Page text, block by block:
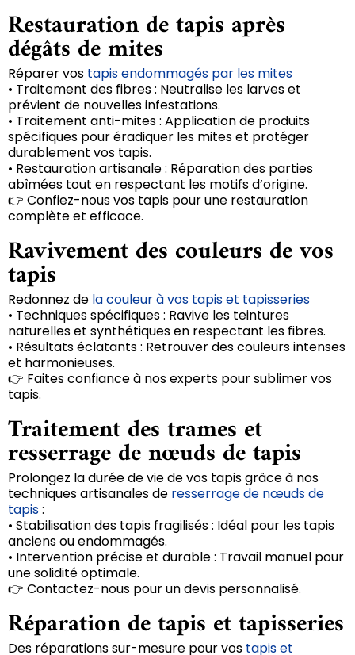
Restauration de tapis après
dégâts de mites
Réparer vos tapis endommagés par les mites
• Traitement des fibres : Neutralise les larves et
prévient de nouvelles infestations.
• Traitement anti-mites : Application de produits
spécifiques pour éradiquer les mites et protéger
durablement vos tapis.
• Restauration artisanale : Réparation des parties
abîmées tout en respectant les motifs d’origine.
👉 Confiez-nous vos tapis pour une restauration
complète et efficace.
Ravivement des couleurs de vos
tapis
Redonnez de la couleur à vos tapis et tapisseries
• Techniques spécifiques : Ravive les teintures
naturelles et synthétiques en respectant les fibres.
• Résultats éclatants : Retrouver des couleurs intenses
et harmonieuses.
👉 Faites confiance à nos experts pour sublimer vos
tapis.
Traitement des trames et
resserrage de nœuds de tapis
Prolongez la durée de vie de vos tapis grâce à nos
techniques artisanales de resserrage de nœuds de
tapis:
• Stabilisation des tapis fragilisés : Idéal pour les tapis
anciens ou endommagés.
• Intervention précise et durable : Travail manuel pour
une solidité optimale.
👉 Contactez-nous pour un devis personnalisé.
Réparation de tapis et tapisseries
Des réparations sur-mesure pour vos tapis et